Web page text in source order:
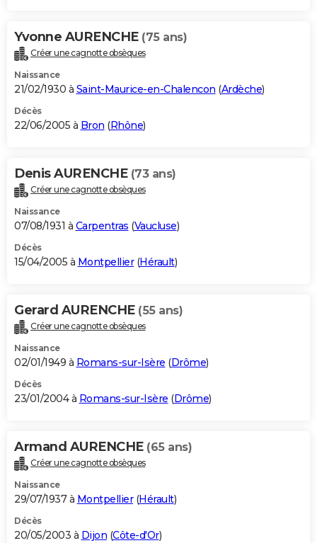
Yvonne AURENCHE (75 ans)
Créer une cagnotte obsèques
Naissance
21/02/1930 à Saint-Maurice-en-Chalencon (Ardèche)
Décès
22/06/2005 à Bron (Rhône)
Denis AURENCHE (73 ans)
Créer une cagnotte obsèques
Naissance
07/08/1931 à Carpentras (Vaucluse)
Décès
15/04/2005 à Montpellier(Hérault)
Gerard AURENCHE (55 ans)
Créer une cagnotte obsèques
Naissance
02/01/1949 à Romans-sur-Isère (Drôme)
Décès
23/01/2004 à Romans-sur-Isère (Drôme)
Armand AURENCHE (65 ans)
Créer une cagnotte obsèques
Naissance
29/07/1937 à Montpellier(Hérault)
Décès
20/05/2003 à Dijon (Côte-d'Or)